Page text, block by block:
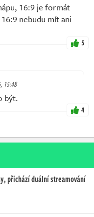
16:9 je formát
nebudu mít ani
5
15:48
být.
4
přichází duální streamování